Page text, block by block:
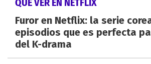
Furor en Netflix: la serie
episodios que es perfecta
del K-drama